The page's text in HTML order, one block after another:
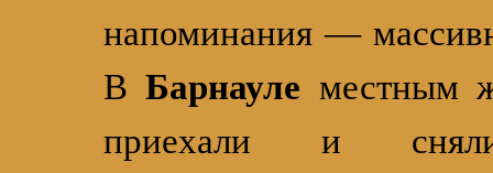
напоминания —
ВБарнауле местным
приехали и